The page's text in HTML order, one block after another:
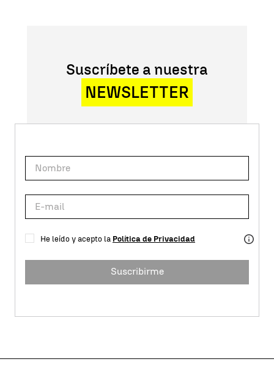
Suscríbete a nuestra
NEWSLETTER
He leído y acepto la Política de Privacidad
Suscribirme